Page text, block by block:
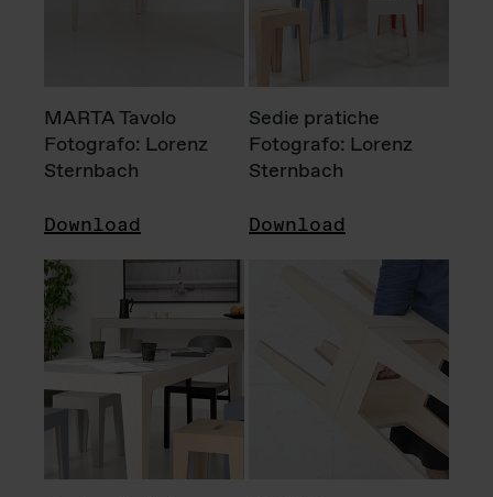
MARTA Tavolo
Fotografo: Lorenz
Sternbach
Download
Sedie pratiche
Fotografo: Lorenz
Sternbach
Download